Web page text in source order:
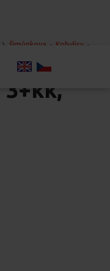
Šimůnkova - Kobylisy -
3+kk,